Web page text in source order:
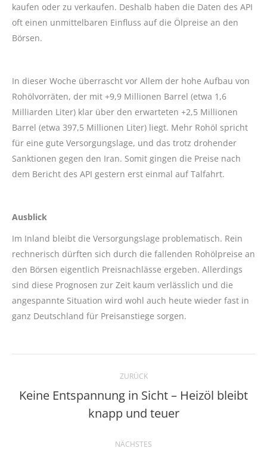
kaufen oder zu verkaufen. Deshalb haben die Daten des API
oft einen unmittelbaren Einfluss auf die Ölpreise an den
Börsen.
In dieser Woche überrascht vor Allem der hohe Aufbau von
Rohölvorräten, der mit +9,9 Millionen Barrel (etwa 1,6
Milliarden Liter) klar über den erwarteten +2,5 Millionen
Barrel (etwa 397,5 Millionen Liter) liegt. Mehr Rohöl spricht
für eine gute Versorgungslage, und das trotz drohender
Sanktionen gegen den Iran. Somit gingen die Preise nach
dem Bericht des API gestern erst einmal auf Talfahrt.
Ausblick
Im Inland bleibt die Versorgungslage problematisch. Rein
rechnerisch dürften sich durch die fallenden Rohölpreise an
den Börsen eigentlich Preisnachlässe ergeben. Allerdings
sind diese Prognosen zur Zeit kaum verlässlich und die
angespannte Situation wird wohl auch heute wieder fast in
ganz Deutschland für Preisanstiege sorgen.
Kommentarnavigation
ZURÜCK
Vorheriger
Beitrag:
Keine Entspannung in Sicht – Heizöl bleibt
knapp und teuer
NÄCHSTES